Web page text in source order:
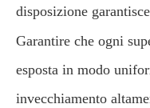
disposizione garantisce
Garantire che ogni
esposta in modo
invecchiamento